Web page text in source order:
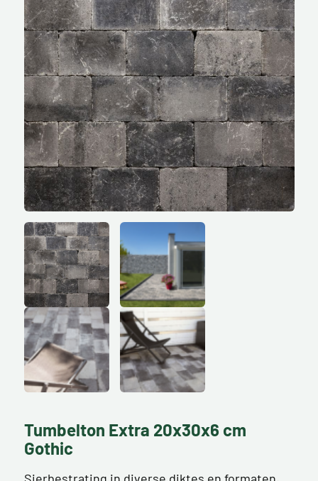
Tumbelton Extra 20x30x6 cm
Gothic